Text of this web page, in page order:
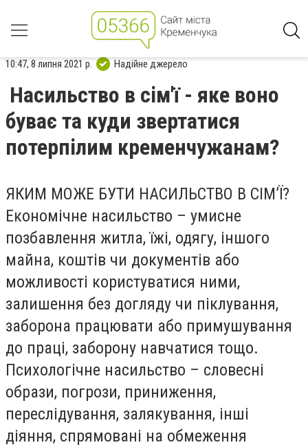
10:47, 8 липня 2021 р. Надійне джерело
Насильство в сім'ї - яке воно
буває та куди звертатися
потерпілим кременчужанам?
ЯКИМ МОЖЕ БУТИ НАСИЛЬСТВО В СІМ’Ї?
Економічне насильство – умисне
позбавлення житла, їжі, одягу, іншого
майна, коштів чи документів або
можливості користуватися ними,
залишення без догляду чи піклування,
заборона працювати або примушування
до праці, заборону навчатися тощо.
Психологічне насильство – словесні
образи, погрози, приниження,
переслідування, залякування, інші
діяння, спрямовані на обмеження